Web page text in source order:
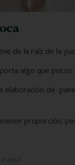
de la raíz de la
algo que pocos
elaboración de
proporción,
aquí